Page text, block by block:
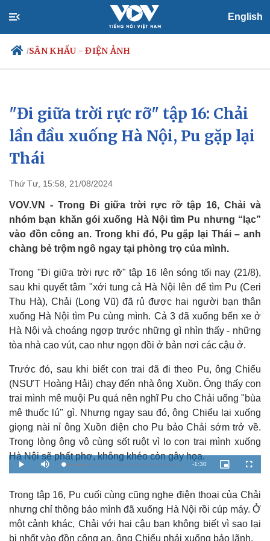
English
/SÂN KHẤU - ĐIỆN ẢNH
Chính trị
Đảng
Tổ chức nhân sự
Quốc hội
Xã hội
Tin 24h
Dự báo thời tiết
"Đi giữa trời rực rỡ" tập 16: Chải
lần đầu xuống Hà Nội, Pu gặp lại
Thái
Thứ Tư, 15:58, 21/08/2024
VOV.VN - Trong Đi giữa trời rực rỡ tập 16, Chải và
nhóm bạn khăn gói xuống Hà Nội tìm Pu nhưng “lạc”
vào đồn công an. Trong khi đó, Pu gặp lại Thái – anh
chàng bẻ trộm ngô ngay tại phòng trọ của mình.
Trong "Đi giữa trời rực rỡ" tập 16 lên sóng tối nay (21/8),
sau khi quyết tâm "xới tung cả Hà Nội lên để tìm Pu (Ceri
Thu Hà), Chải (Long Vũ) đã rủ được hai người bạn thân
xuống Hà Nội tìm Pu cùng mình. Cả 3 đã xuống bến xe ở
Hà Nội và choáng ngợp trước những gì nhìn thấy - những
tòa nhà cao vút, cao như ngọn đồi ở bản nơi các cậu ở.
Trước đó, sau khi biết con trai đã đi theo Pu, ông Chiểu
(NSƯT Hoàng Hải) chạy đến nhà ông Xuồn. Ông thấy con
trai mình mê muội Pu quá nên nghĩ Pu cho Chải uống "bùa
mê thuốc lú" gì. Nhưng ngay sau đó, ông Chiểu lại xuống
giọng nài nỉ ông Xuồn điện cho Pu bảo Chải sớm trở về.
Trong lòng ông vô cùng sốt ruột vì lo con trai mình xuống
Hà Nội sẽ phất phơ, không khéo còn gây họa.
P
l
M
u
L
o
d
2
0
%
R
m
i
-1:30
P
i
u
r
-
n
-
i
F
u
s
c
n
Trong tập 16, Pu cuối cùng cũng nghe điện thoại của Chải
nhưng chỉ thông báo mình đã xuống Hà Nội rồi cúp máy. Ở
một cảnh khác, Chải với hai cậu bạn không biết vì sao lại
bị nhốt vào đồn công an, ông Chiểu phải xuống bảo lãnh.